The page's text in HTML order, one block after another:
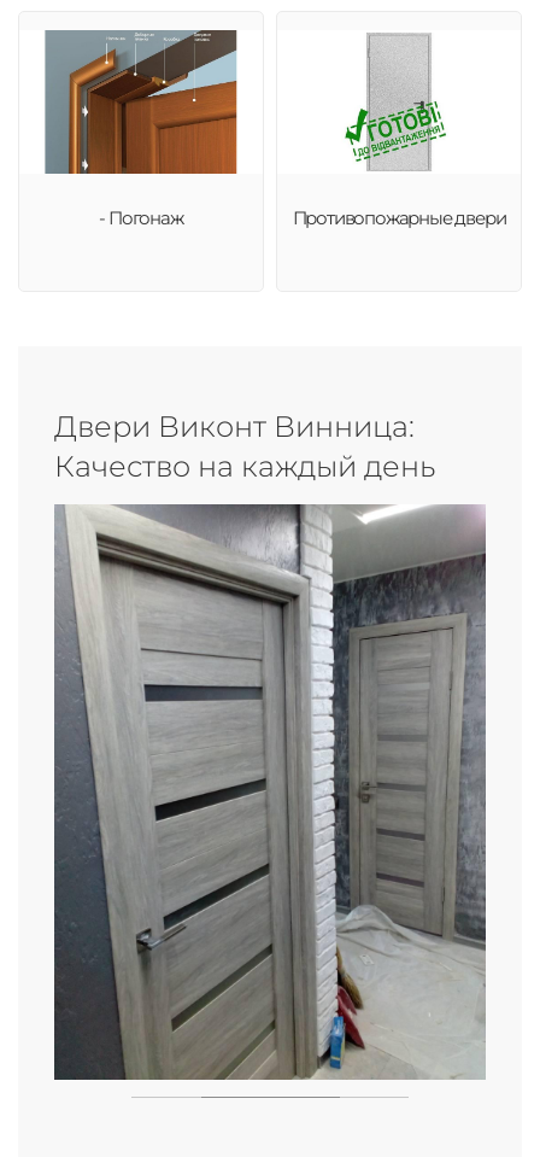
- Погонаж Противопожарные двери
Двери Виконт Винница:
Качество на каждый день